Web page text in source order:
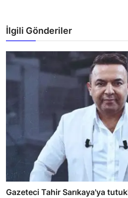
İlgili Gönderiler
Gazeteci Tahir Sarıkaya'ya